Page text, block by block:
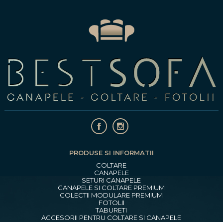
PRODUSE SI INFORMATII
COLTARE
CANAPELE
SETURI CANAPELE
CANAPELE SI COLTARE PREMIUM
COLECTII MODULARE PREMIUM
FOTOLII
TABURETI
ACCESORII PENTRU COLTARE SI CANAPELE